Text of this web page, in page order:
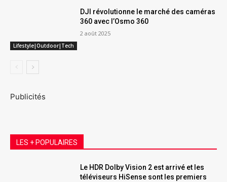
Lifestyle|Outdoor|Tech
DJI révolutionne le marché des caméras
360 avec l’Osmo 360
2 août 2025
Publicités
LES + POPULAIRES
Le HDR Dolby Vision 2 est arrivé et les
téléviseurs HiSense sont les premiers